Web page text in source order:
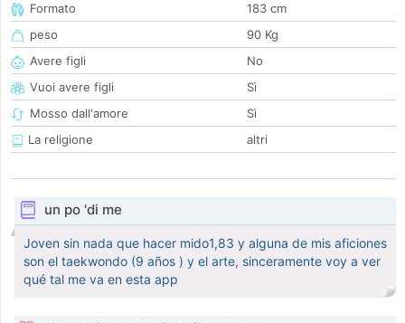
Formato
183 cm
peso
90 Kg
Avere figli
No
Vuoi avere figli
Sì
Mosso dall'amore
Sì
La religione
altri
un po 'di me
Joven sin nada que hacer mido1,83 y alguna de mis aficiones
son el taekwondo (9 años ) y el arte, sinceramente voy a ver
qué tal me va en esta app